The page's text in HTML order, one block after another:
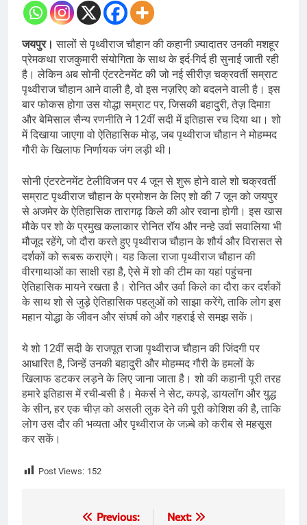
जयपुर।सालों से पृथ्वीराज चौहान की कहानी ज़्यादातर उनकी मशहूर
प्रेमकथा राजकुमारी संयोगिता के साथ के इर्द-गिर्द ही सुनाई जाती रही
है। लेकिन अब सोनी एंटरटेनमेंट की जो नई सीरीज़ चक्रवर्ती सम्राट
पृथ्वीराज चौहान आने वाली है, वो इस नज़रिए को बदलने वाली है। इस
बार फोकस होगा उस योद्धा सम्राट पर, जिसकी बहादुरी, तेज़ दिमाग़
और बेमिसाल सैन्य रणनीति ने 12वीं सदी में इतिहास रच दिया था। शो
में दिखाया जाएगा वो ऐतिहासिक मोड़, जब पृथ्वीराज चौहान ने मोहम्मद
गौरी के खिलाफ निर्णायक जंग लड़ी थी।
सोनी एंटरटेनमेंट टेलीविजन पर 4 जून से शुरू होने वाले शो चक्रवर्ती
सम्राट पृथ्वीराज चौहान के प्रमोशन के लिए शो की 7 जून को जयपुर
से अजमेर के ऐतिहासिक तारागढ़ किले की ओर रवाना होगी। इस खास
मौके पर शो के प्रमुख कलाकार रोनित रॉय और नन्हे उर्वा सवालिया भी
मौजूद रहेंगे, जो दौरा करते हुए पृथ्वीराज चौहान के शौर्य और विरासत से
दर्शकों को रूबरू कराएंगे। यह किला राजा पृथ्वीराज चौहान की
वीरगाथाओं का साक्षी रहा है, ऐसे में शो की टीम का यहां पहुंचना
ऐतिहासिक मायने रखता है। रोनित और उर्वा किले का दौरा कर दर्शकों
के साथ शो से जुड़े ऐतिहासिक पहलुओं को साझा करेंगे, ताकि लोग इस
महान योद्धा के जीवन और संघर्ष को और गहराई से समझ सकें।
ये शो 12वीं सदी के राजपूत राजा पृथ्वीराज चौहान की जिंदगी पर
आधारित है, जिन्हें उनकी बहादुरी और मोहम्मद गौरी के हमलों के
खिलाफ डटकर लड़ने के लिए जाना जाता है। शो की कहानी पूरी तरह
हमारे इतिहास में रची-बसी है। मेकर्स ने सेट, कपड़े, डायलॉग और युद्ध
के सीन, हर एक चीज़ को असली लुक देने की पूरी कोशिश की है, ताकि
लोग उस दौर की भव्यता और पृथ्वीराज के जज़्बे को करीब से महसूस
कर सकें।
Post Views: 152
Previous:
Next: